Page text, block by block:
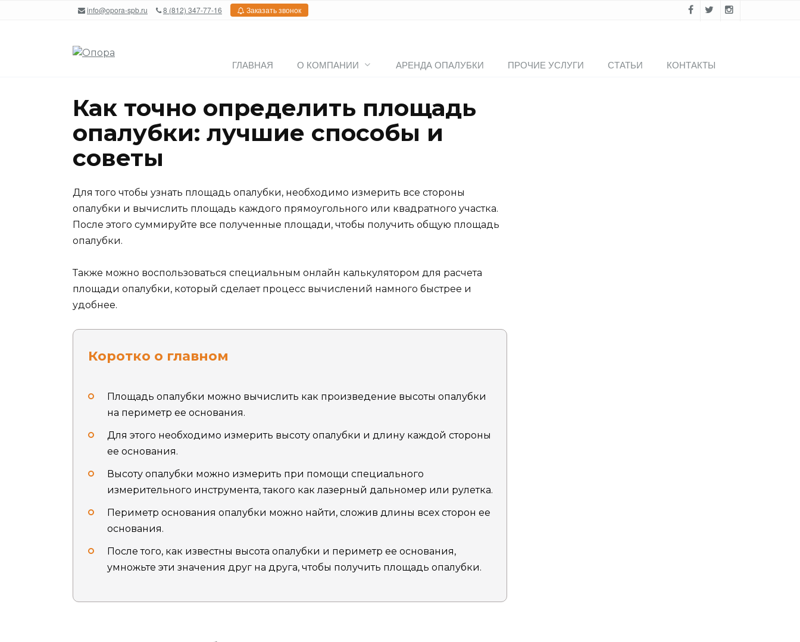
info@opora-spb.ru 8 (812) 347-77-16 Заказать звонок
ГЛАВНАЯ О КОМПАНИИ АРЕНДА ОПАЛУБКИ ПРОЧИЕ УСЛУГИ СТАТЬИ КОНТАКТЫ
Как точно определить площадь
опалубки: лучшие способы и
советы
Для того чтобы узнать площадь опалубки, необходимо измерить все стороны
опалубки и вычислить площадь каждого прямоугольного или квадратного участка.
После этого суммируйте все полученные площади, чтобы получить общую площадь
опалубки.
Также можно воспользоваться специальным онлайн калькулятором для расчета
площади опалубки, который сделает процесс вычислений намного быстрее и
удобнее.
Коротко о главном
Площадь опалубки можно вычислить как произведение высоты опалубки
на периметр ее основания.
Для этого необходимо измерить высоту опалубки и длину каждой стороны
ее основания.
Высоту опалубки можно измерить при помощи специального
измерительного инструмента, такого как лазерный дальномер или рулетка.
Периметр основания опалубки можно найти, сложив длины всех сторон ее
основания.
После того, как известны высота опалубки и периметр ее основания,
умножьте эти значения друг на друга, чтобы получить площадь опалубки.